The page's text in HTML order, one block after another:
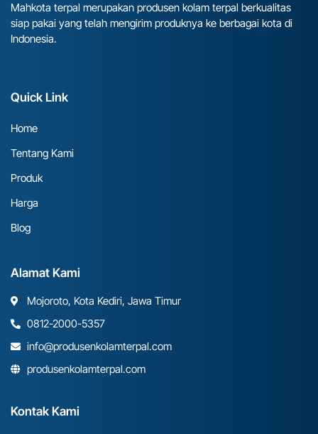
Mahkota terpal merupakan produsen kolam terpal berkualitas
siap pakai yang telah mengirim produknya ke berbagai kota di
Indonesia.
Quick Link
Home
Tentang Kami
Produk
Harga
Blog
Alamat Kami
Mojoroto, Kota Kediri, Jawa Timur
0812-2000-5357
info@produsenkolamterpal.com
produsenkolamterpal.com
Kontak Kami